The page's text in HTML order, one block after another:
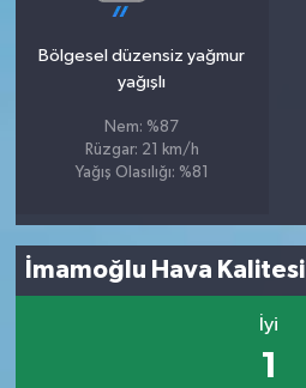
Bölgesel düzensiz yağmur
yağışlı
Nem: %87
Rüzgar: 21 km/h
Yağış Olasılığı: %81
İmamoğlu Hava Kalitesi
İyi
1